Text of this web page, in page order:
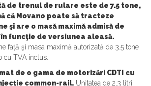
de trenul de rulare este de 7.5 tone,
că Movano poate să tracteze
şi are o masă maximă admisă de
în funcţie de versiunea aleasă.
faţă şi masa maximă autorizată de 3.5 tone
cu TVA inclus.
de o gama de motorizări CDTI cu
common-rail. Unitatea de 2.3 litri